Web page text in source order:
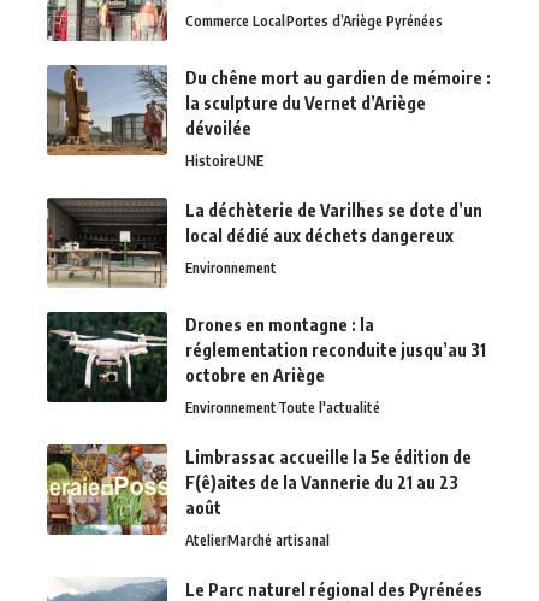
Commerce Local Portes d’Ariège Pyrénées
Du chêne mort au gardien de mémoire :
la sculpture du Vernet d’Ariège
dévoilée
HistoireUNE
La déchèterie de Varilhes se dote d’un
local dédié aux déchets dangereux
Environnement
Drones en montagne : la
réglementation reconduite jusqu’au 31
octobre en Ariège
EnvironnementToute l'actualité
Limbrassac accueille la 5e édition de
F(ê)aites de la Vannerie du 21 au 23
août
AtelierMarché artisanal
Le Parc naturel régional des Pyrénées